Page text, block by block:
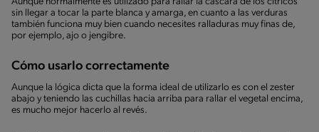
sin llegar a tocar la parte blanca y amarga, en cuanto a las verduras
también funciona muy bien cuando necesites ralladuras muy finas de,
por ejemplo, ajo o jengibre.
Cómo usarlo correctamente
Aunque la lógica dicta que la forma ideal de utilizarlo es con el zester
abajo y teniendo las cuchillas hacia arriba para rallar el vegetal encima,
es mucho mejor hacerlo al revés.